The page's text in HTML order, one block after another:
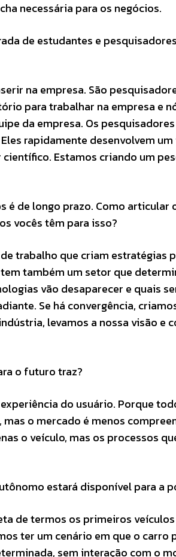
necessária para os negócios.
de estudantes e
na empresa. São
para trabalhar na empresa e
da empresa. Os
rapidamente desenvolvem
Estamos criando um
é de longo prazo. Como articular
vocês têm para isso?
trabalho que criam estratégias
também um setor que
vão desaparecer e quais
Se há convergência,
levamos a nossa visão e
o futuro traz?
do usuário. Porque
o mercado é menos
o veículo, mas os processos
estará disponível para a
de termos os primeiros
ter um cenário em que o carro
sem interação com o